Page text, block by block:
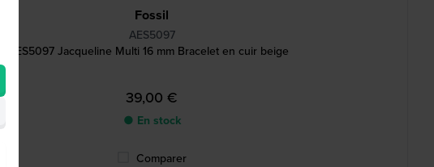
Fossil
AES5097
ES5097 Jacqueline Multi 16 mm Bracelet en cuir beige
39,00 €
● En stock
Comparer